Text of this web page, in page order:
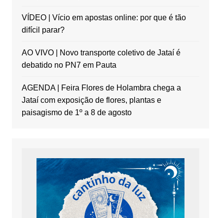
VÍDEO | Vício em apostas online: por que é tão
difícil parar?
AO VIVO | Novo transporte coletivo de Jataí é
debatido no PN7 em Pauta
AGENDA | Feira Flores de Holambra chega a
Jataí com exposição de flores, plantas e
paisagismo de 1º a 8 de agosto